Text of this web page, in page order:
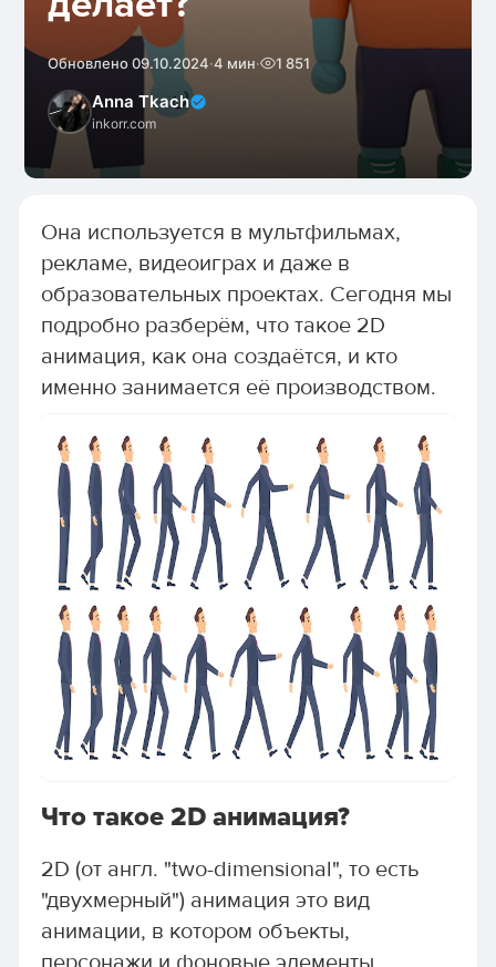
Обновлено 09.10.2024·4 мин· 1 851
Anna Tkach
inkorr.com
Она используется в мультфильмах,
рекламе, видеоиграх и даже в
образовательных проектах. Сегодня мы
подробно разберём, что такое 2D
анимация, как она создаётся, и кто
именно занимается её производством.
Что такое 2D анимация?
2D (от англ. "two-dimensional", то есть
"двухмерный") анимация это вид
анимации, в котором объекты,